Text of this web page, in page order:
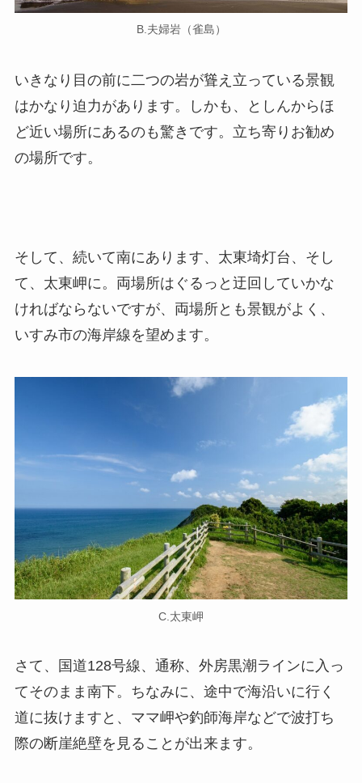
B.夫婦岩（雀島）
いきなり目の前に二つの岩が聳え立っている景観
はかなり迫力があります。しかも、としんからほ
ど近い場所にあるのも驚きです。立ち寄りお勧め
の場所です。
そして、続いて南にあります、太東埼灯台、そし
て、太東岬に。両場所はぐるっと迂回していかな
ければならないですが、両場所とも景観がよく、
いすみ市の海岸線を望めます。
C.太東岬
さて、国道128号線、通称、外房黒潮ラインに入っ
てそのまま南下。ちなみに、途中で海沿いに行く
道に抜けますと、ママ岬や釣師海岸などで波打ち
際の断崖絶壁を見ることが出来ます。